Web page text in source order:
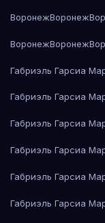
ВоронежВоронеж
ВоронежВоронеж
Габриэль Гарсиа
Габриэль Гарсиа
Габриэль Гарсиа
Габриэль Гарсиа
Габриэль Гарсиа
Габриэль Гарсиа